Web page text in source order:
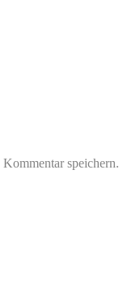
speichern.